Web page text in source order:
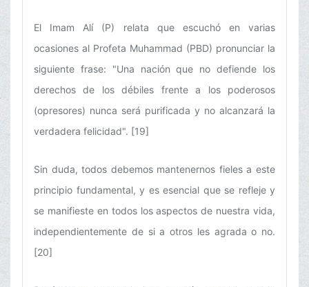
El Imam Alí (P) relata que escuchó en varias
ocasiones al Profeta Muhammad (PBD) pronunciar la
siguiente frase: "Una nación que no defiende los
derechos de los débiles frente a los poderosos
(opresores) nunca será purificada y no alcanzará la
verdadera felicidad". [19]
Sin duda, todos debemos mantenernos fieles a este
principio fundamental, y es esencial que se refleje y
se manifieste en todos los aspectos de nuestra vida,
independientemente de si a otros les agrada o no.
[20]